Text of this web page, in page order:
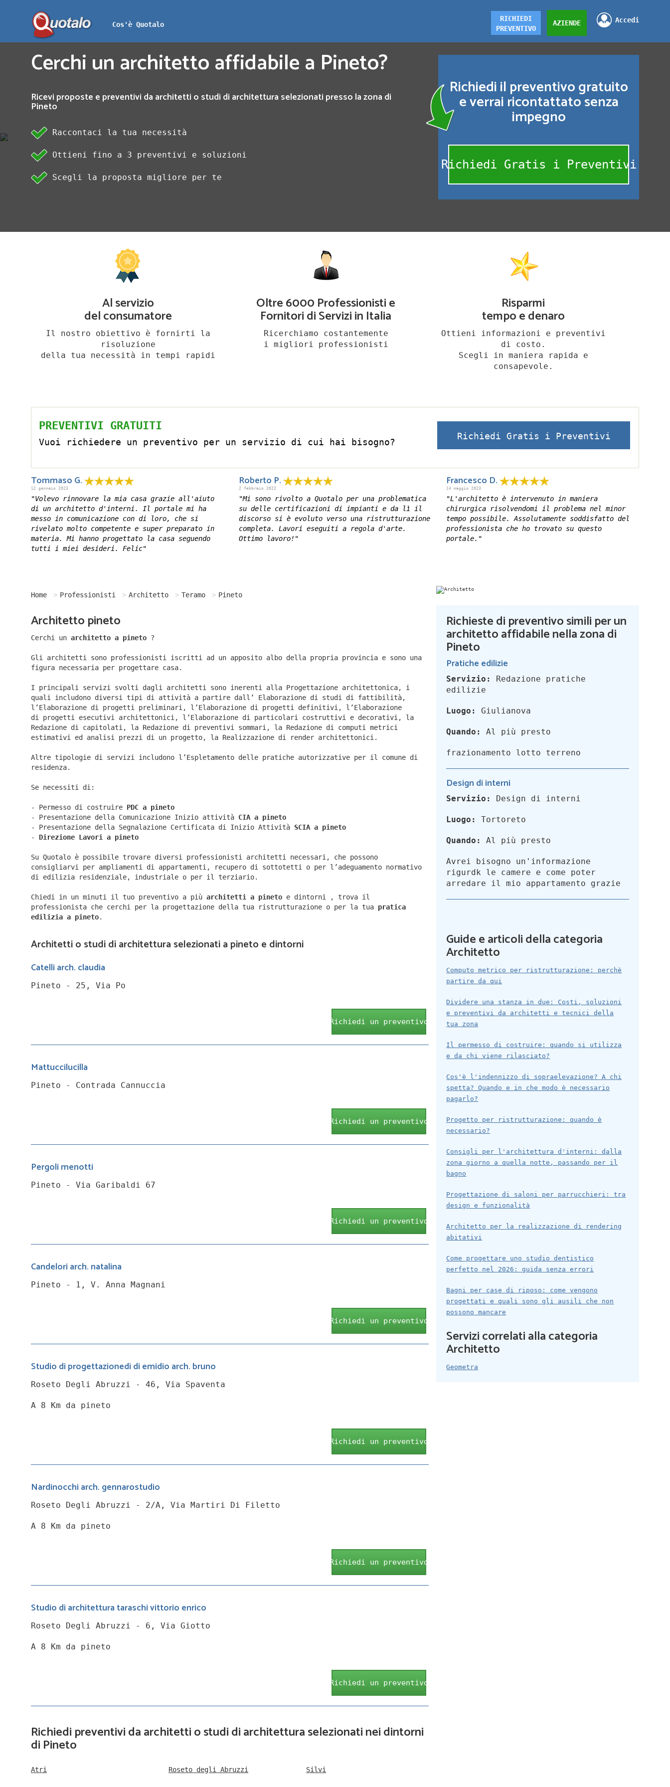
Cos'è Quotalo
Accedi
AZIENDE
RICHIEDI
PREVENTIVO
Cerchi un architetto affidabile a Pineto?
Ricevi proposte e preventivi da architetti o studi di architettura selezionati presso la zona di
Pineto
Raccontaci la tua necessità
Ottieni fino a 3 preventivi e soluzioni
Scegli la proposta migliore per te
Richiedi il preventivo gratuito
e verrai ricontattato senza
impegno
Richiedi Gratis i Preventivi
Al servizio
del consumatore
Il nostro obiettivo è fornirti la
risoluzione
della tua necessità in tempi rapidi
Oltre 6000 Professionisti e
Fornitori di Servizi in Italia
Ricerchiamo costantemente
i migliori professionisti
Risparmi
tempo e denaro
Ottieni informazioni e preventivi
di costo.
Scegli in maniera rapida e
consapevole.
PREVENTIVI GRATUITI
Vuoi richiedere un preventivo per un servizio di cui hai bisogno?
Richiedi Gratis i Preventivi
Tommaso G.
12 gennaio 2023
"Volevo rinnovare la mia casa grazie all'aiuto
di un architetto d'interni. Il portale mi ha
messo in comunicazione con di loro, che si
rivelato molto competente e super preparato in
materia. Mi hanno progettato la casa seguendo
tutti i miei desideri. Felic"
Roberto P.
2 febbraio 2022
"Mi sono rivolto a Quotalo per una problematica
su delle certificazioni di impianti e da lì il
discorso si è evoluto verso una ristrutturazione
completa. Lavori eseguiti a regola d'arte.
Ottimo lavoro!"
Francesco D.
14 maggio 2023
"L'architetto è intervenuto in maniera
chirurgica risolvendomi il problema nel minor
tempo possibile. Assolutamente soddisfatto del
professionista che ho trovato su questo
portale."
Home Professionisti Architetto Teramo Pineto
Architetto pineto
Cerchi un architetto a pineto ?
Gli architetti sono professionisti iscritti ad un apposito albo della propria provincia e sono una
figura necessaria per progettare casa.
I principali servizi svolti dagli architetti sono inerenti alla Progettazione architettonica, i
quali includono diversi tipi di attività a partire dall’ Elaborazione di studi di fattibilità,
l’Elaborazione di progetti preliminari, l’Elaborazione di progetti definitivi, l’Elaborazione
di progetti esecutivi architettonici, l’Elaborazione di particolari costruttivi e decorativi, la
Redazione di capitolati, la Redazione di preventivi sommari, la Redazione di computi metrici
estimativi ed analisi prezzi di un progetto, la Realizzazione di render architettonici.
Altre tipologie di servizi includono l’Espletamento delle pratiche autorizzative per il comune di
residenza.
Se necessiti di:
- Permesso di costruire PDC a pineto
- Presentazione della Comunicazione Inizio attività CIA a pineto
- Presentazione della Segnalazione Certificata di Inizio Attività SCIA a pineto
- Direzione Lavori a pineto
Su Quotalo è possibile trovare diversi professionisti architetti necessari, che possono
consigliarvi per ampliamenti di appartamenti, recupero di sottotetti o per l’adeguamento normativo
di edilizia residenziale, industriale o per il terziario.
Chiedi in un minuti il tuo preventivo a più architetti a pineto e dintorni ,
trova il
professionista che cerchi per la progettazione della tua ristrutturazione o per la tua pratica
edilizia a pineto.
Architetti o studi di architettura selezionati a pineto e dintorni
Catelli arch. claudia
Pineto - 25, Via Po
Richiedi un preventivo
Mattuccilucilla
Pineto - Contrada Cannuccia
Richiedi un preventivo
Pergoli menotti
Pineto - Via Garibaldi 67
Richiedi un preventivo
Candelori arch. natalina
Pineto - 1, V. Anna Magnani
Richiedi un preventivo
Studio di progettazionedi di emidio arch. bruno
Roseto Degli Abruzzi - 46, Via Spaventa
A 8 Km da pineto
Richiedi un preventivo
Nardinocchi arch. gennarostudio
Roseto Degli Abruzzi - 2/A, Via Martiri Di Filetto
A 8 Km da pineto
Richiedi un preventivo
Studio di architettura taraschi vittorio enrico
Roseto Degli Abruzzi - 6, Via Giotto
A 8 Km da pineto
Richiedi un preventivo
Richiedi preventivi da architetti o studi di architettura selezionati nei dintorni
di Pineto
Atri Roseto degli Abruzzi Silvi
Richieste di preventivo simili per un
architetto affidabile nella zona di
Pineto
Pratiche edilizie
Servizio:
Redazione pratiche
edilizie
Luogo: Giulianova
Quando: Al più presto
frazionamento lotto terreno
Design di interni
Servizio: Design di interni
Luogo: Tortoreto
Quando: Al più presto
Avrei bisogno un'informazione
rigurdk le camere e come poter
arredare il mio appartamento grazie
Guide e articoli della categoria
Architetto
Computo metrico per ristrutturazione: perchè
partire da qui
Dividere una stanza in due: Costi, soluzioni
e preventivi da architetti e tecnici della
tua zona
Il permesso di costruire: quando si utilizza
e da chi viene rilasciato?
Cos'è l'indennizzo di sopraelevazione? A chi
spetta? Quando e in che modo è necessario
pagarlo?
Progetto per ristrutturazione: quando è
necessario?
Consigli per l'architettura d'interni: dalla
zona giorno a quella notte, passando per il
bagno
Progettazione di saloni per parrucchieri: tra
design e funzionalità
Architetto per la realizzazione di rendering
abitativi
Come progettare uno studio dentistico
perfetto nel 2026: guida senza errori
Bagni per case di riposo: come vengono
progettati e quali sono gli ausili che non
possono mancare
Servizi correlati alla categoria
Architetto
Geometra